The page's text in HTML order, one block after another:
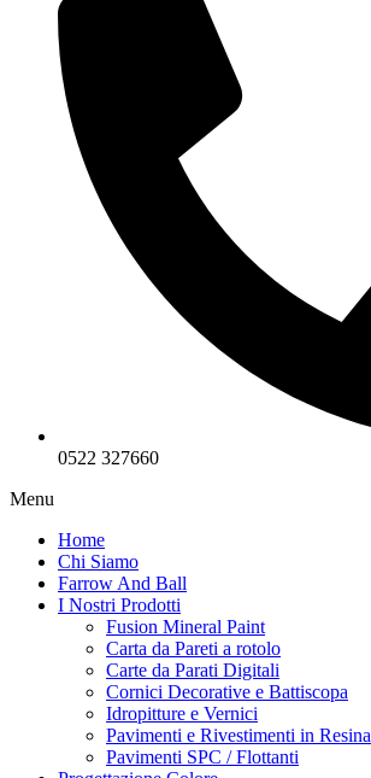
0522 327660
Menu
Home
Chi Siamo
Farrow And Ball
I Nostri Prodotti
Fusion Mineral Paint
Carta da Pareti a rotolo
Carte da Parati Digitali
Cornici Decorative e Battiscopa
Idropitture e Vernici
Pavimenti e Rivestimenti in Resina
Pavimenti SPC / Flottanti